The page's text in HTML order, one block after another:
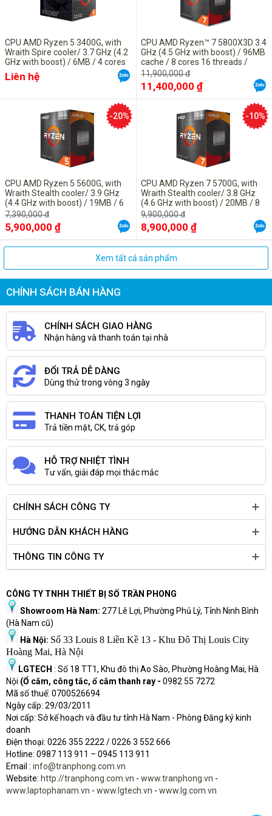
CPU AMD Ryzen 5 3400G, with
Wraith Spire cooler/ 3.7 GHz (4.2
GHz with boost) / 6MB / 4 cores
8 threads / Radeon Vega 11 /
65W / Socket AM4
Liên hệ
CPU AMD Ryzen™ 7 5800X3D 3.4
GHz (4.5 GHz with boost) / 96MB
cache / 8 cores 16 threads /
socket AM4 / 105 W)
11,900,000 đ
11,400,000 ₫
CPU AMD Ryzen 5 5600G, with
Wraith Stealth cooler/ 3.9 GHz
(4.4 GHz with boost) / 19MB / 6
cores 12 threads / Radeon
Graphics / 65W / Socket AM4
7,390,000 đ
5,900,000 ₫
-20%
CPU AMD Ryzen 7 5700G, with
Wraith Stealth cooler/ 3.8 GHz
(4.6 GHz with boost) / 20MB / 8
cores 16 threads / Radeon
Graphics / 65W / Socket AM4
9,900,000 đ
8,900,000 ₫
-10%
Xem tất cả sản phẩm
CHÍNH SÁCH BÁN HÀNG
CHÍNH SÁCH GIAO HÀNG
Nhận hàng và thanh toán tại nhà
ĐỔI TRẢ DỄ DÀNG
Dùng thử trong vòng 3 ngày
THANH TOÁN TIỆN LỢI
Trả tiền mặt, CK, trả góp
HỖ TRỢ NHIỆT TÌNH
Tư vấn, giải đáp mọi thắc mắc
CHÍNH SÁCH CÔNG TY
HƯỚNG DẪN KHÁCH HÀNG
THÔNG TIN CÔNG TY
CÔNG TY TNHH THIẾT BỊ SỐ TRẦN PHONG
Showroom Hà Nam: 277 Lê Lợi, Phường Phủ Lý, Tỉnh Ninh Bình
(Hà Nam cũ)
Hà Nội: Số 33 Louis 8 Liền Kề 13 - Khu Đô Thị Louis City
Hoàng Mai, Hà Nội
LGTECH : Số 18 TT1, Khu đô thị Ao Sào, Phường Hoàng Mai, Hà
Nội (Ổ cắm, công tắc, ổ cắm thanh ray - 0982 55 7272
Mã số thuế: 0700526694
Ngày cấp: 29/03/2011
Nơi cấp: Sở kế hoạch và đầu tư tỉnh Hà Nam - Phòng Đăng ký kinh
doanh
Điện thoại: 0226 355 2222 / 0226 3 552 666
Hotine: 0987 113 911 – 0945 113 911
Email : info@tranphong.com.vn
Website: http://tranphong.com.vn - www.tranphong.vn -
www.laptophanam.vn - www.lgtech.vn - www.lg.com.vn